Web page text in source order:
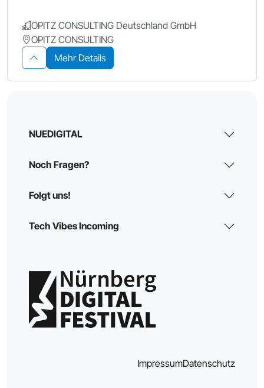
OPITZ CONSULTING Deutschland GmbH
OPITZ CONSULTING
Mehr Details
NUEDIGITAL
Noch Fragen?
Folgt uns!
Tech Vibes Incoming
ImpressumDatenschutz